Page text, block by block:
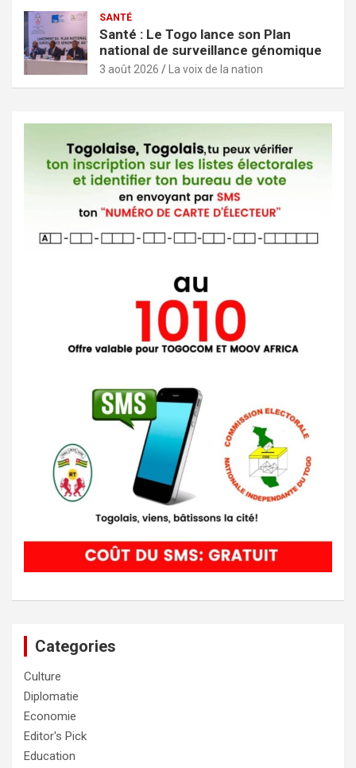
SANTÉ
Santé : Le Togo lance son Plan
national de surveillance génomique
3 août 2026 La voix de la nation
Categories
Culture
Diplomatie
Economie
Editor's Pick
Education